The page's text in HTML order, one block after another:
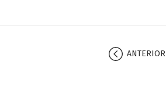
ANTERIOR